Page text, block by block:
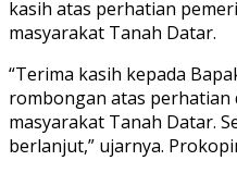
kasih atas perhatian
masyarakat Tanah Datar.
“Terima kasih kepada
rombongan atas
masyarakat Tanah Datar.
berlanjut,” ujarnya.